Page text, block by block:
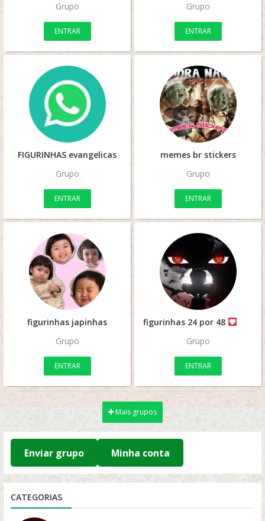
Grupo
ENTRAR
Grupo
ENTRAR
FIGURINHAS evangelicas
Grupo
ENTRAR
memes br stickers
Grupo
ENTRAR
figurinhas japinhas
Grupo
ENTRAR
figurinhas 24 por 48
Grupo
ENTRAR
Mais grupos
Enviar grupo Minha conta
CATEGORIAS